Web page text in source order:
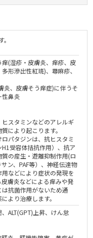
(湿疹・皮膚炎、痒疹、皮
形滲出性紅斑)、蕁麻疹、
炎、皮膚そう痒症)に伴うそ
性鼻炎
スタミンなどのアレルギ
により起こります。
パタジンは、抗ヒスタミ
受容体拮抗作用）、抗ア
の産生・遊離抑制作用(ロ
ン、PAF等）、神経伝達物
などにより症状の発現を
膚炎などによる痒みや発
抗菌作用がないため通
より治療します。
ALT(GPT)上昇、けん怠